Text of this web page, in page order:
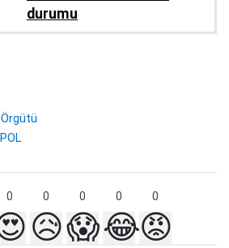
durumu
0 0 0 0 0
😥😱😂😡